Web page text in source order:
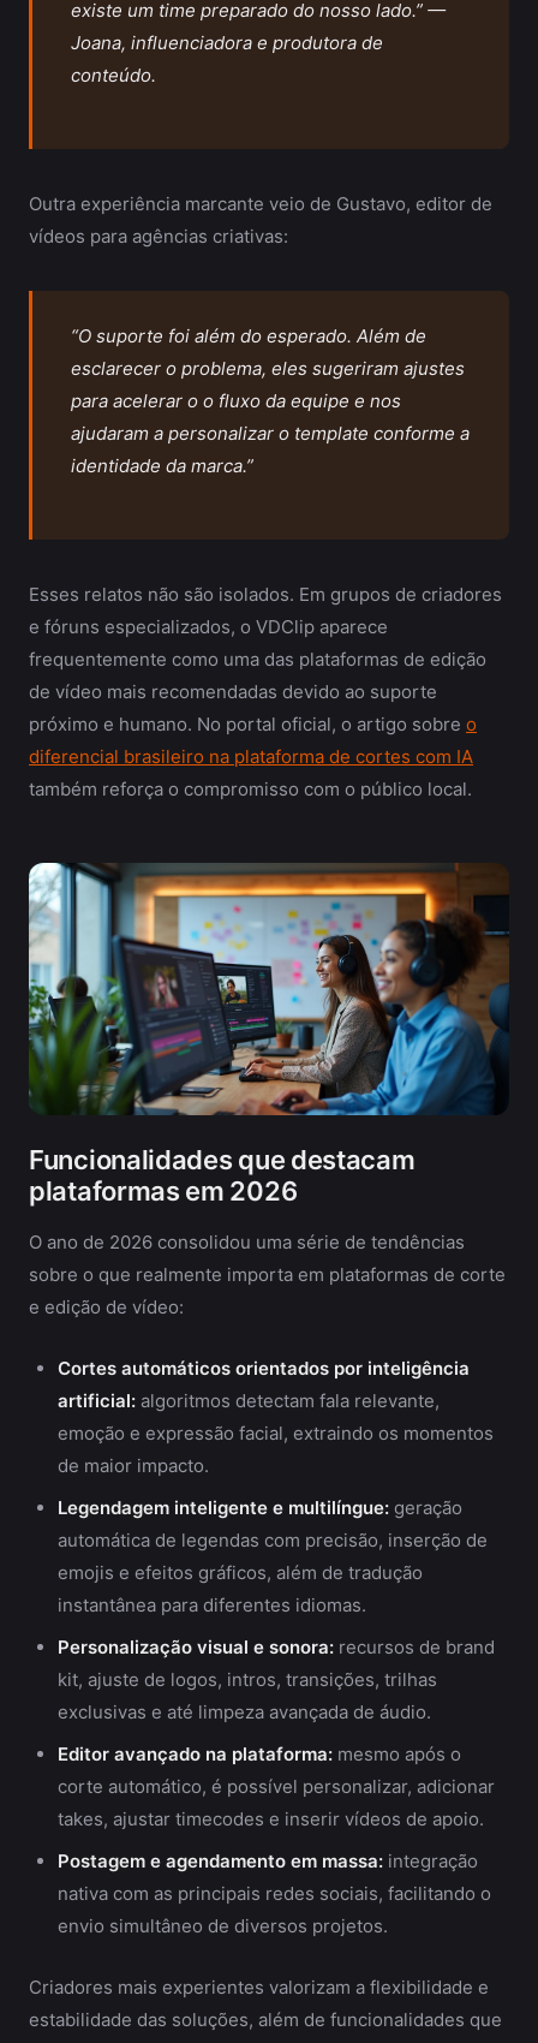
existe um time preparado do nosso lado.” —
Joana, influenciadora e produtora de
conteúdo.
Outra experiência marcante veio de Gustavo, editor de
vídeos para agências criativas:
“O suporte foi além do esperado. Além de
esclarecer o problema, eles sugeriram ajustes
para acelerar o o fluxo da equipe e nos
ajudaram a personalizar o template conforme a
identidade da marca.”
Esses relatos não são isolados. Em grupos de criadores
e fóruns especializados, o VDClip aparece
frequentemente como uma das plataformas de edição
de vídeo mais recomendadas devido ao suporte
próximo e humano. No portal oficial, o artigo sobre o
diferencial brasileiro na plataforma de cortes com IA
também reforça o compromisso com o público local.
Funcionalidades que destacam
plataformas em 2026
O ano de 2026 consolidou uma série de tendências
sobre o que realmente importa em plataformas de corte
e edição de vídeo:
Cortes automáticos orientados por inteligência
artificial: algoritmos detectam fala relevante,
emoção e expressão facial, extraindo os momentos
de maior impacto.
Legendagem inteligente e multilíngue: geração
automática de legendas com precisão, inserção de
emojis e efeitos gráficos, além de tradução
instantânea para diferentes idiomas.
Personalização visual e sonora: recursos de brand
kit, ajuste de logos, intros, transições, trilhas
exclusivas e até limpeza avançada de áudio.
Editor avançado na plataforma: mesmo após o
corte automático, é possível personalizar, adicionar
takes, ajustar timecodes e inserir vídeos de apoio.
Postagem e agendamento em massa: integração
nativa com as principais redes sociais, facilitando o
envio simultâneo de diversos projetos.
Criadores mais experientes valorizam a flexibilidade e
estabilidade das soluções, além de funcionalidades que